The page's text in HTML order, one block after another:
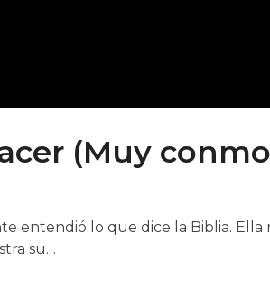
(Muy
lo que dice la Biblia. Ella
su…